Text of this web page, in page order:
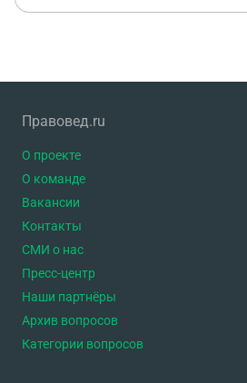
Правовед.ru
О проекте
О команде
Вакансии
Контакты
СМИ о нас
Пресс-центр
Наши партнёры
Архив вопросов
Категории вопросов